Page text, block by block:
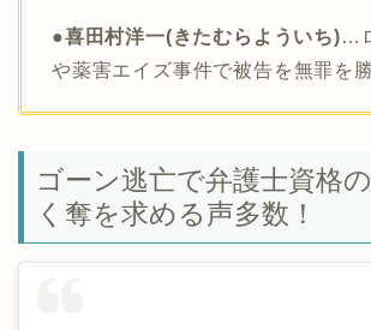
●喜田村洋一(きたむらよういち)…
や薬害エイズ事件で被告を無罪を
ゴーン逃亡で弁護士資格
く奪を求める声多数！